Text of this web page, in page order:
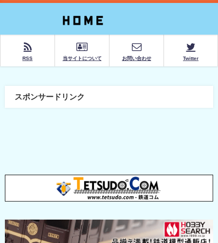
RSS 当サイトについて お問い合わせ Twitter
スポンサードリンク